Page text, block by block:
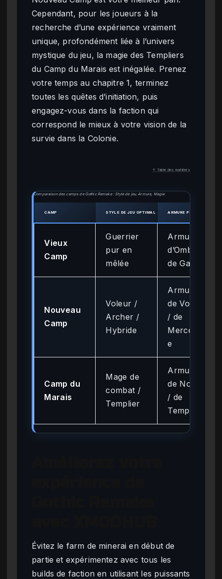
Cependant, pour les joueurs à la
recherche d’une expérience vraiment
unique, profondément liée à l’univers
mystique du jeu, la magie des Templiers
du Camp du Marais est inégalée. Prenez
votre temps au chapitre 1, terminez
toutes les quêtes d’initiation, puis
engagez-vous dans la faction qui
correspond le mieux à votre vision de la
survie dans la Colonie.
↑ Table des matières
Comparaison des camps de Gothic Remake : Style de jeu, Armure, Magie
CAMP STYLE DE JEU OPTIMAL ARMURE PRINCIPALE
Vieux
Camp
Guerrier
pur en
mêlée
Armure
d’Ombre /
de Garde
Nouveau
Camp
Voleur /
Archer /
Hybride
Armure
de Voleur
/ de
Mercenair
e
Camp du
Marais
Mage de
combat /
Templier
Armure
de Novice
/ de
Templier
Évitez le farm de minerai en début de
partie et expérimentez avec tous les
builds de faction en utilisant les puissants